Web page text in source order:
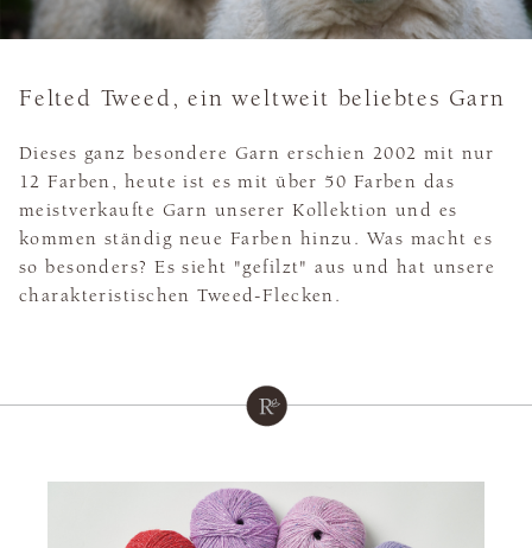
Felted Tweed, ein weltweit beliebtes Garn
Dieses ganz besondere Garn erschien 2002 mit nur
12 Farben, heute ist es mit über 50 Farben das
meistverkaufte Garn unserer Kollektion und es
kommen ständig neue Farben hinzu. Was macht es
so besonders? Es sieht "gefilzt" aus und hat unsere
charakteristischen Tweed-Flecken.